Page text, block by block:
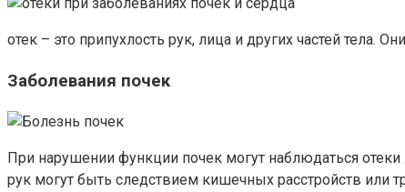
отек – это припухлость рук, лица и других частей тела.
Заболевания почек
При нарушении функции почек могут наблюдаться
рук могут быть следствием кишечных расстройств или